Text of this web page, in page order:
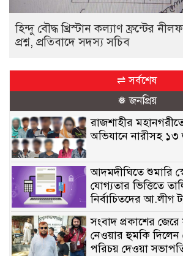
হিন্দু বৌদ্ধ খ্রিস্টান কল্যাণ ফ্রন্টের
প্রশ্ন, প্রতিবাদে সদস্য সচিব
⇌ সর্বশেষ
❅ জনপ্রিয়
রাজশাহীর
অভিযানে নারীসহ
আদমদীঘিতে শুমারি
যোগ্যতার ভিত্তিতে
নির্বাচিতদের আ.লীগ
সংবাদ প্রকাশের
নেওয়ার হুমকি দিলেন
পরিচয় দেওয়া